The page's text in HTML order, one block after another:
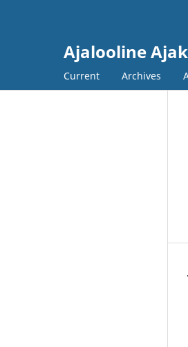
Ajalooline
Current Archives